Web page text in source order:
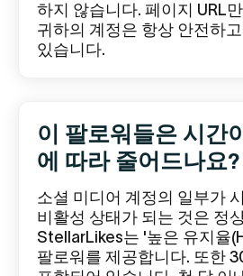
하지 않습니다. 페이지 URL
귀하의 계정은 항상 안전하
있습니다.
이 팔로워들은 시간
에 따라 줄어드나요?
소셜 미디어 계정의 일부가
비활성 상태가 되는 것은 정
StellarLikes는 '높은 유지율
팔로워를 제공합니다. 또한